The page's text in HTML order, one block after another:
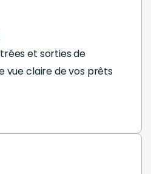
et sorties de
vue claire de vos prêts